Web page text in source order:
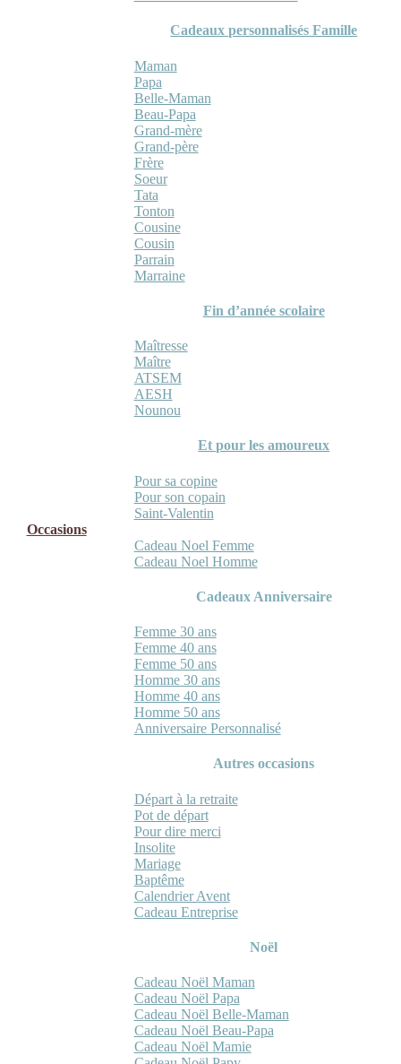
Cadeaux personnalisés Famille
Maman
Papa
Belle-Maman
Beau-Papa
Grand-mère
Grand-père
Frère
Soeur
Tata
Tonton
Cousine
Cousin
Parrain
Marraine
Fin d’année scolaire
Maîtresse
Maître
ATSEM
AESH
Nounou
Et pour les amoureux
Pour sa copine
Pour son copain
Saint-Valentin
Occasions
Cadeau Noel Femme
Cadeau Noel Homme
Cadeaux Anniversaire
Femme 30 ans
Femme 40 ans
Femme 50 ans
Homme 30 ans
Homme 40 ans
Homme 50 ans
Anniversaire Personnalisé
Autres occasions
Départ à la retraite
Pot de départ
Pour dire merci
Insolite
Mariage
Baptême
Calendrier Avent
Cadeau Entreprise
Noël
Cadeau Noël Maman
Cadeau Noël Papa
Cadeau Noël Belle-Maman
Cadeau Noël Beau-Papa
Cadeau Noël Mamie